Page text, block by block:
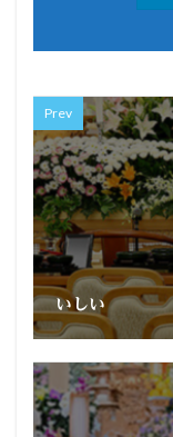
Prev
いしい